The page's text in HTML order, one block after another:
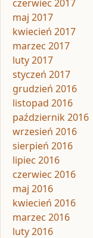
czerwiec 2017
maj 2017
kwiecień 2017
marzec 2017
luty 2017
styczeń 2017
grudzień 2016
listopad 2016
październik 2016
wrzesień 2016
sierpień 2016
lipiec 2016
czerwiec 2016
maj 2016
kwiecień 2016
marzec 2016
luty 2016